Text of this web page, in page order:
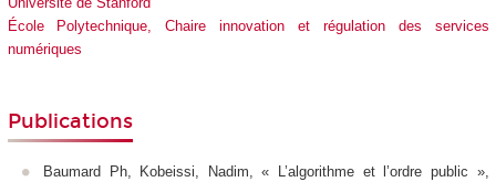
École Polytechnique, Chaire innovation et régulation des services
numériques
Publications
Baumard Ph, Kobeissi, Nadim, « L’algorithme et l’ordre public »,